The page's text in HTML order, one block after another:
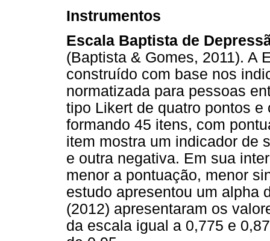
Instrumentos
Escala Baptista de
(Baptista & Gomes, 2011). A
construído com base nos
normatizada para pessoas
tipo Likert de quatro pontos
formando 45 itens, com
item mostra um indicador de
e outra negativa. Em sua
menor a pontuação, menor
estudo apresentou um alpha
(2012) apresentaram os
da escala igual a 0,775 e